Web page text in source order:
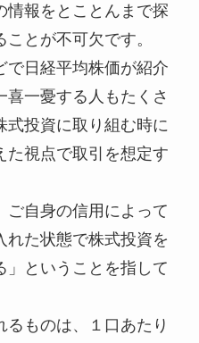
情報をとことんまで探
とが不可欠です。
で日経平均株価が紹介
喜一憂する人もたくさ
式投資に取り組む時に
た視点で取引を想定す
ご自身の信用によって
れた状態で株式投資を
」ということを指して
ものは、１口あたり